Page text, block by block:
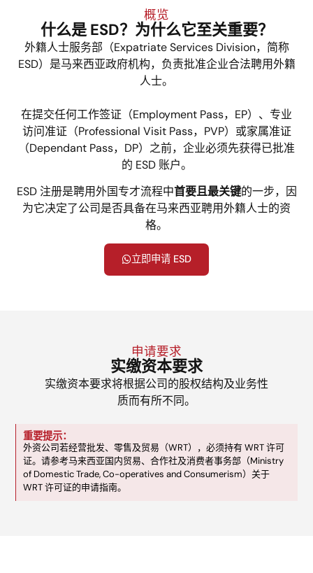
概览
什么是 ESD？为什么它至关重要？
外籍人士服务部（Expatriate Services Division，简称
ESD）是马来西亚政府机构，负责批准企业合法聘用外籍
人士。
在提交任何工作签证（Employment Pass，EP）、专业
访问准证（Professional Visit Pass，PVP）或家属准证
（Dependant Pass，DP）之前，企业必须先获得已批准
的 ESD 账户。
ESD 注册是聘用外国专才流程中首要且最关键的一步，因
为它决定了公司是否具备在马来西亚聘用外籍人士的资
格。
立即申请 ESD
申请要求
实缴资本要求
实缴资本要求将根据公司的股权结构及业务性
质而有所不同。
重要提示：
外资公司若经营批发、零售及贸易（WRT），必须持有 WRT 许可
证。请参考马来西亚国内贸易、合作社及消费者事务部（Ministry
of Domestic Trade, Co-operatives and Consumerism）关于
WRT 许可证的申请指南。